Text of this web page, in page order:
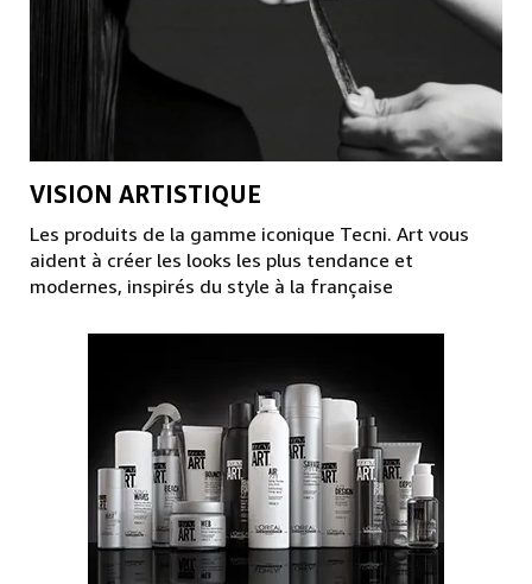
VISION ARTISTIQUE
Les produits de la gamme iconique Tecni. Art vous
aident à créer les looks les plus tendance et
modernes, inspirés du style à la française